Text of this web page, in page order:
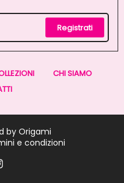
Registrati
CHI SIAMO
by Origami
e condizioni